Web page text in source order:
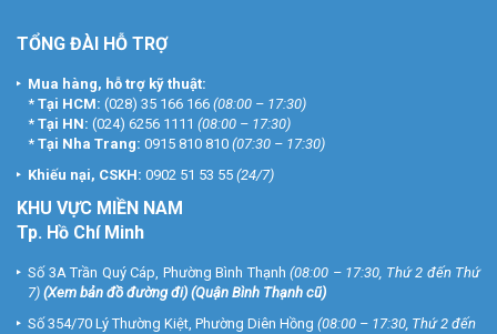
TỔNG ĐÀI HỖ TRỢ
Mua hàng, hỗ trợ kỹ thuật:
* Tại HCM: (028) 35 166 166 (08:00 – 17:30)
* Tại HN: (024) 6256 1111 (08:00 – 17:30)
* Tại Nha Trang: 0915 810 810 (07:30 – 17:30)
Khiếu nại, CSKH: 0902 51 53 55 (24/7)
KHU VỰC MIỀN NAM
Tp. Hồ Chí Minh
Số 3A Trần Quý Cáp, Phường Bình Thạnh (08:00 – 17:30, Thứ 2 đến Thứ
7) (Xem bản đồ đường đi) (Quận Bình Thạnh cũ)
Số 354/70 Lý Thường Kiệt, Phường Diên Hồng (08:00 – 17:30, Thứ 2 đến